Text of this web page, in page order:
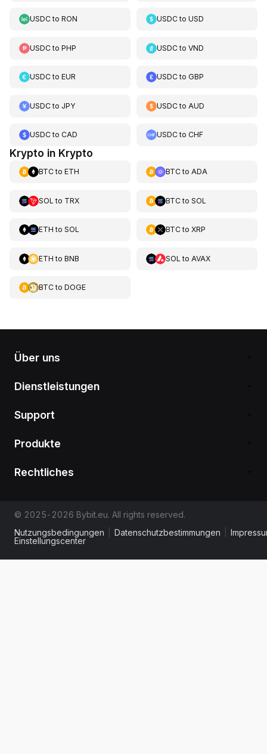
USDCto RON USDCtoUSD
USDCto PHP USDCtoVND
USDCto EUR USDCtoGBP
USDCto JPY USDCto AUD
USDCto CAD USDCtoCHF
Krypto in Krypto
BTCto ETH BTCto ADA
SOL to TRX BTCto SOL
ETH to SOL BTCto XRP
ETH to BNB SOL to AVAX
BTCto DOGE
Über uns
Dienstleistungen
Support
Produkte
Rechtliches
© 2025-2026 Bybit.eu. All rights reserved.
Nutzungsbedingungen
Datenschutzbestimmungen
Einstellungscenter